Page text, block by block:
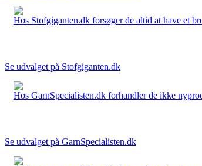
Hos Stofgiganten.dk forsøger de altid at have et
Se udvalget på Stofgiganten.dk
Hos GarnSpecialisten.dk forhandler de ikke
Se udvalget på GarnSpecialisten.dk